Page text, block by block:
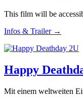
This film will be
Infos & Trailer →
Happy
Mit einem weltweiten